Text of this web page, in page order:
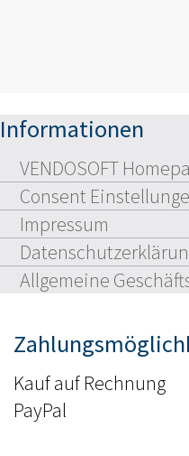
Informationen
VENDOSOFT
Consent
Impressum
Allgemeine
Kauf auf Rechnung
PayPal